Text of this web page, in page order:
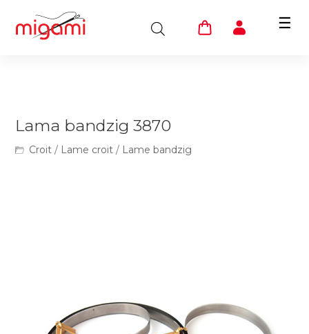
☰
Lama bandzig 3870
Croit / Lame croit / Lame bandzig